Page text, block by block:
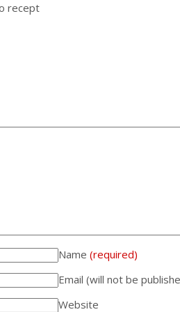
recept
Name (required)
Email (will not be
Website